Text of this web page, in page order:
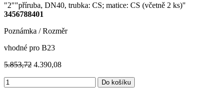
"2""příruba, DN40, trubka: CS; matice: CS (včetně 2 ks)"
3456788401
Poznámka / Rozměr
vhodné pro B23
5.853,72 4.390,08
Do košíku